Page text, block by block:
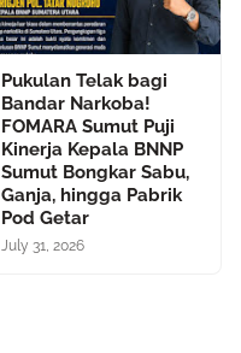
Pukulan Telak bagi
Bandar Narkoba!
FOMARA Sumut Puji
Kinerja Kepala BNNP
Sumut Bongkar Sabu,
Ganja, hingga Pabrik
Pod Getar
July 31, 2026